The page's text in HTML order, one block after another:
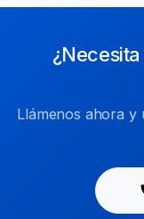
Llámenos ahora y